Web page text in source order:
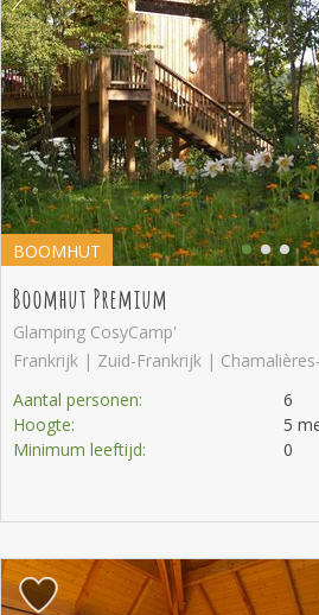
BOOMHUT
Boomhut Premium
Glamping CosyCamp'
Frankrijk | Zuid-Frankrijk |
Aantal personen:
6
Hoogte:
5
Minimum leeftijd:
0